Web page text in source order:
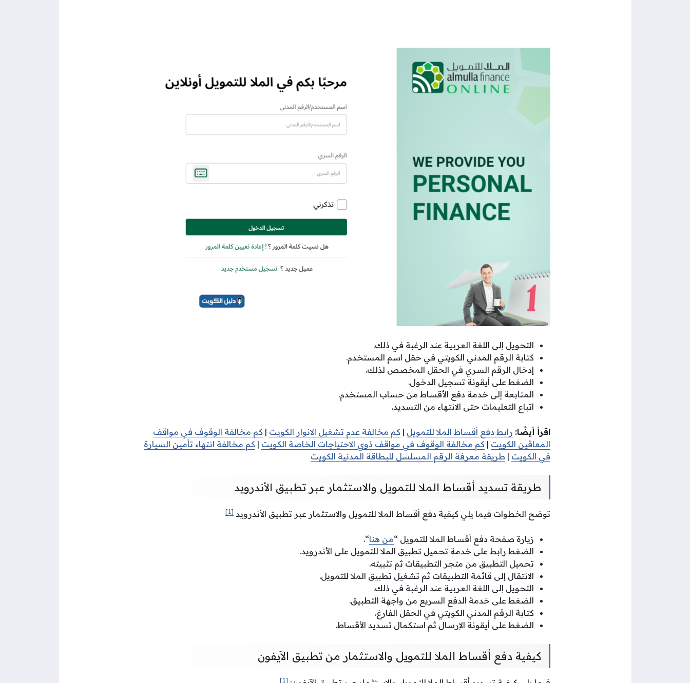
التحويل إلى اللغة العربية عند الرغبة في ذلك.
كتابة الرقم المدني الكويتي في حقل اسم المستخدم.
إدخال الرقم السري في الحقل المخصص لذلك.
الضغط على أيقونة تسجيل الدخول.
المتابعة إلى خدمة دفع الأقساط من حساب المستخدم.
اتباع التعليمات حتى الانتهاء من التسديد.
اقرأ أيضًا: رابط دفع أقساط الملا للتمويل | كم مخالفة عدم تشغيل الانوار الكويت | كم مخالفة الوقوف في مواقف
المعاقين الكويت | كم مخالفة الوقوف في مواقف ذوي الاحتياجات الخاصة الكويت | كم مخالفة انتهاء تأمين السيارة
في الكويت | طريقة معرفة الرقم المسلسل للبطاقة المدنية الكويت
طريقة تسديد أقساط الملا للتمويل والاستثمار عبر تطبيق الأندرويد
توضح الخطوات فيما يلي كيفية دفع أقساط الملا للتمويل والاستثمار عبر تطبيق الأندرويد [1]
زيارة صفحة دفع أقساط الملا للتمويل “من هنا“.
الضغط رابط على خدمة تحميل تطبيق الملا للتمويل على الأندرويد.
تحميل التطبيق من متجر التطبيقات ثم تثبيته.
الانتقال إلى قائمة التطبيقات ثم تشغيل تطبيق الملا للتمويل.
التحويل إلى اللغة العربية عند الرغبة في ذلك.
الضغط على خدمة الدفع السريع من واجهة التطبيق.
كتابة الرقم المدني الكويتي في الحقل الفارغ.
الضغط على أيقونة الإرسال ثم استكمال تسديد الأقساط.
كيفية دفع أقساط الملا للتمويل والاستثمار من تطبيق الآيفون
[1]